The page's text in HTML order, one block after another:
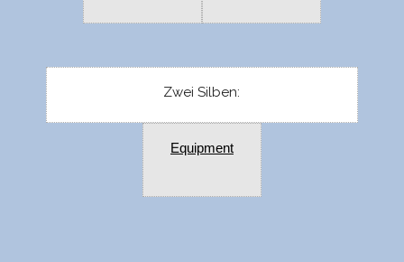
Zwei Silben:
Equipment